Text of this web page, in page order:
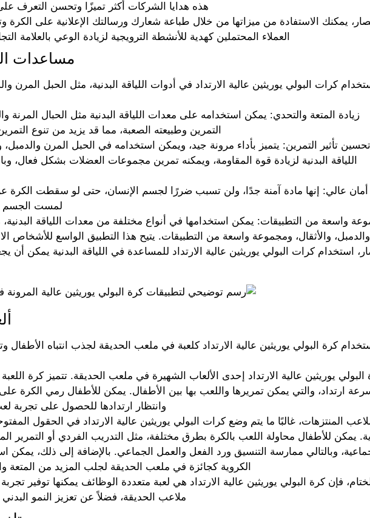
هذه هدايا الشركات أكثر تميزًا وتحسن التعرف على
يمكنك الاستفادة من ميزاتها من خلال طباعة شعارك ورسالتك الإعلانية على الكرة
العملاء المحتملين كهدية للأنشطة الترويجية لزيادة الوعي بالعلامة
مساعدات
كرات البولي يوريثين عالية الارتداد في أدوات اللياقة البدنية، مثل الحبل المرن
زيادة المتعة والتحدي: يمكن استخدامه على معدات اللياقة البدنية مثل الحبال المرنة
التمرين وطبيعته الصعبة، مما قد يزيد من تنوع
تحسين تأثير التمرين: يتميز بأداء مرونة جيد، ويمكن استخدامه في الحبل المرن
اللياقة البدنية لزيادة قوة المقاومة، ويمكنه تمرين مجموعات العضلات بشكل فعال،
أمان عالي: إنها مادة آمنة جدًا، ولن تسبب ضررًا لجسم الإنسان، حتى لو سقطت الكرة
لمست الجسم
واسعة من التطبيقات: يمكن استخدامها في أنواع مختلفة من معدات اللياقة البدنية،
والدمبل، والأثقال، ومجموعة واسعة من التطبيقات. يتيح هذا التطبيق الواسع للأشخاص
استخدام كرات البولي يوريثين عالية الارتداد للمساعدة في اللياقة البدنية يمكن أن
كرة البولي يوريثين عالية الارتداد كلعبة في ملعب الحديقة لجذب انتباه الأطفال
البولي يوريثين عالية الارتداد إحدى الألعاب الشهيرة في ملعب الحديقة. تتميز كرة
ارتداد، والتي يمكن تمريرها واللعب بها بين الأطفال. يمكن للأطفال رمي الكرة
وانتظار ارتدادها للحصول على تجربة
المنتزهات، غالبًا ما يتم وضع كرات البولي يوريثين عالية الارتداد في الحقول
يمكن للأطفال محاولة اللعب بالكرة بطرق مختلفة، مثل التدريب الفردي أو التمرير
وبالتالي ممارسة التنسيق ورد الفعل والعمل الجماعي. بالإضافة إلى ذلك، يمكن
الكروية كجائزة في ملعب الحديقة لجلب المزيد من المتعة
فإن كرة البولي يوريثين عالية الارتداد هي لعبة متعددة الوظائف يمكنها توفير
ملاعب الحديقة، فضلاً عن تعزيز النمو